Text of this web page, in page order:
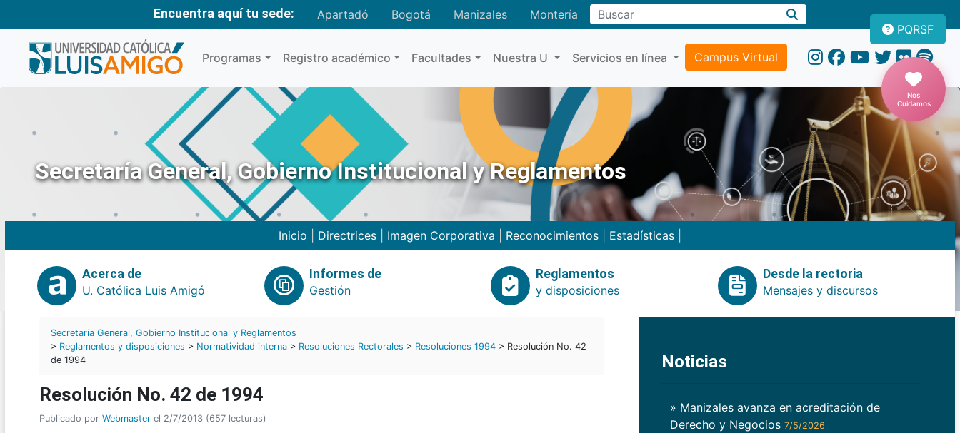
Encuentra aquí tu sede: Apartadó Bogotá Manizales MonteríaBuscar
Programas Registro académico Facultades Nuestra U Servicios en línea Campus Virtual
PQRSF
Nos
Cuidamos
Secretaría General, Gobierno Institucional y Reglamentos
Inicio Directrices Imagen Corporativa Reconocimientos Estadísticas
Acerca de
U. Católica Luis Amigó
Informes de
Gestión
Reglamentos
y disposiciones
Desde la rectoria
Mensajes y discursos
Secretaría General, Gobierno Institucional y Reglamentos
> Reglamentos y disposiciones > Normatividad interna > Resoluciones Rectorales > Resoluciones 1994 > Resolución No. 42
de 1994
Resolución No. 42 de 1994
Publicado por Webmaster el 2/7/2013 (657 lecturas)
Noticias
» Manizales avanza en acreditación de
Derecho y Negocios 7/5/2026